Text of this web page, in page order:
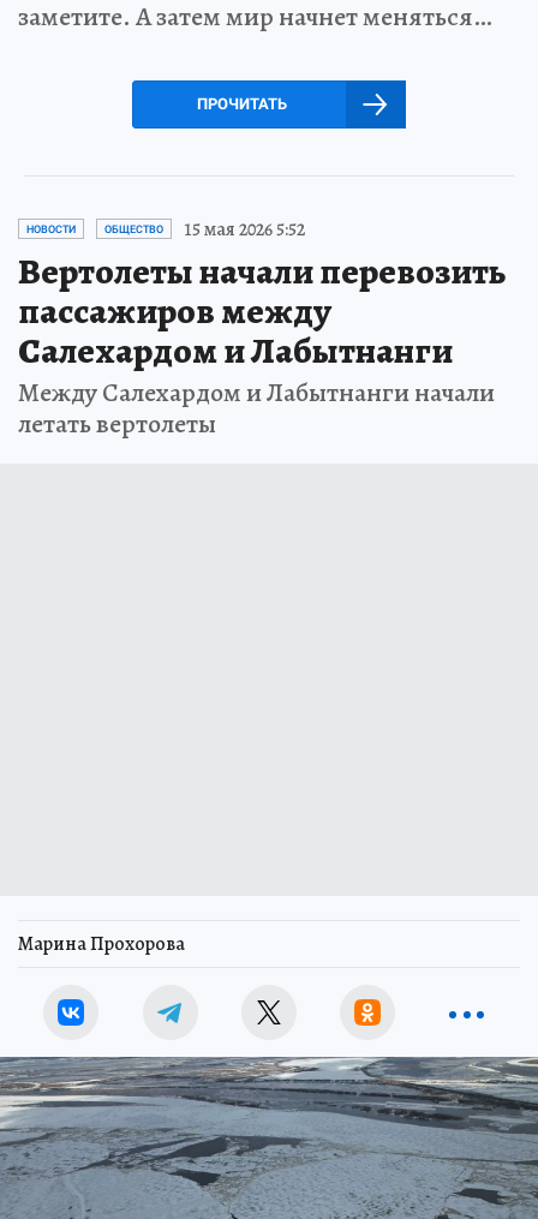
заметите. А затем мир начнет меняться…
ПРОЧИТАТЬ
НОВОСТИ ОБЩЕСТВО 15 мая 2026 5:52
Вертолеты начали перевозить
пассажиров между
Салехардом и Лабытнанги
Между Салехардом и Лабытнанги начали
летать вертолеты
Марина Прохорова